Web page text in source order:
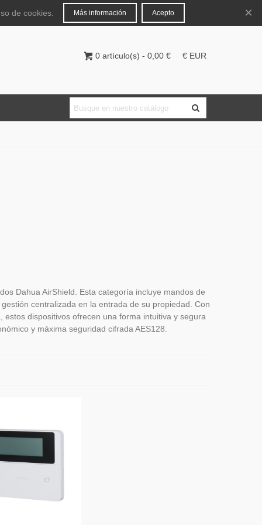
Español Iniciar sesión
0 artículo(s) - 0,00 € € EUR
Dahua AirShield. Esta categoría incluye mandos de
centralizada en la entrada de su propiedad. Con
dispositivos ofrecen una forma intuitiva y segura
y máxima seguridad cifrada AES128.
de cookies. Más información Acepto ×